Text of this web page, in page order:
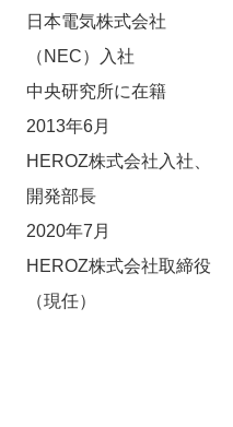
日本電気株式会社
（NEC）入社
中央研究所に在籍
2013年6月
HEROZ株式会社入社、
開発部長
2020年7月
HEROZ株式会社取締役
（現任）